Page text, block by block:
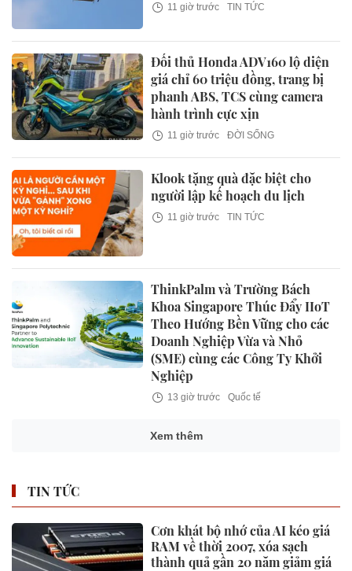
11 giờ trước TIN TỨC
Đối thủ Honda ADV160 lộ diện
giá chỉ 60 triệu đồng, trang bị
phanh ABS, TCS cùng camera
hành trình cực xịn
11 giờ trước ĐỜI SỐNG
Klook tặng quà đặc biệt cho
người lập kế hoạch du lịch
11 giờ trước TIN TỨC
ThinkPalm và Trường Bách
Khoa Singapore Thúc Đẩy IIoT
Theo Hướng Bền Vững cho các
Doanh Nghiệp Vừa và Nhỏ
(SME) cùng các Công Ty Khởi
Nghiệp
13 giờ trước Quốc tế
XTEP hợp tác với Giải Marathon
5 năm nhằm phát triển cộng
đồng chạy bộ Việt Nam
15 giờ trước Quốc tế